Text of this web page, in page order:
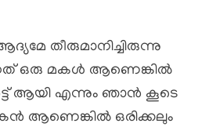
തീരുമാനിച്ചിരുന്നു
ഒരു മകൾ ആണെങ്കിൽ
ആയി എന്നും ഞാൻ കൂടെ
ആണെങ്കിൽ ഒരിക്കലും